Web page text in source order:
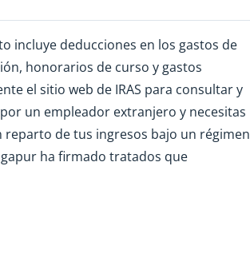
incluye deducciones en los gastos de
honorarios de curso y gastos
el sitio web de IRAS para consultar y
un empleador extranjero y necesitas
de tus ingresos bajo un régimen
ha firmado tratados que